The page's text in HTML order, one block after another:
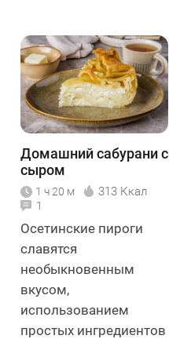
Домашний сабурани с
сыром
1 ч 20 м 313 Ккал
1
Осетинские пироги
славятся
необыкновенным
вкусом,
использованием
простых ингредиентов